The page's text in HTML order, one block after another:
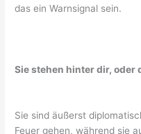
das ein Warnsignal sein.
Sie stehen hinter dir, oder
Sie sind äußerst
Feuer gehen, während sie